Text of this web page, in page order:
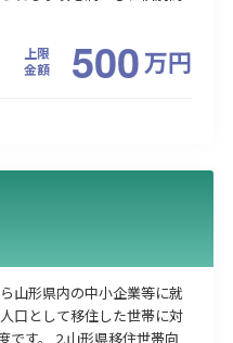
上限
金額
500万円
山形県内の中小企業等に就
口として移住した世帯に対
です。 2.山形県移住世帯向